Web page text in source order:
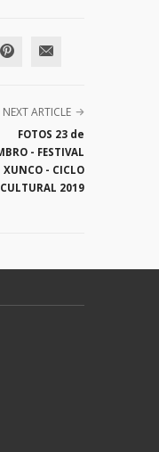
NEXT ARTICLE
FOTOS 23 de
- FESTIVAL
XUNCO - CICLO
CULTURAL 2019